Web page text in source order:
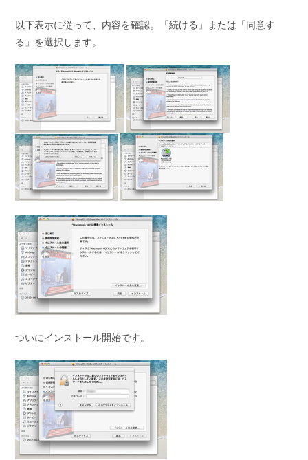
以下表示に従って、内容を確認。「続ける」または「同意す
る」を選択します。
ついにインストール開始です。